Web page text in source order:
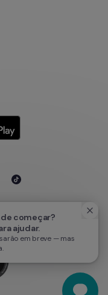
começar?
ajudar.
em breve — mas